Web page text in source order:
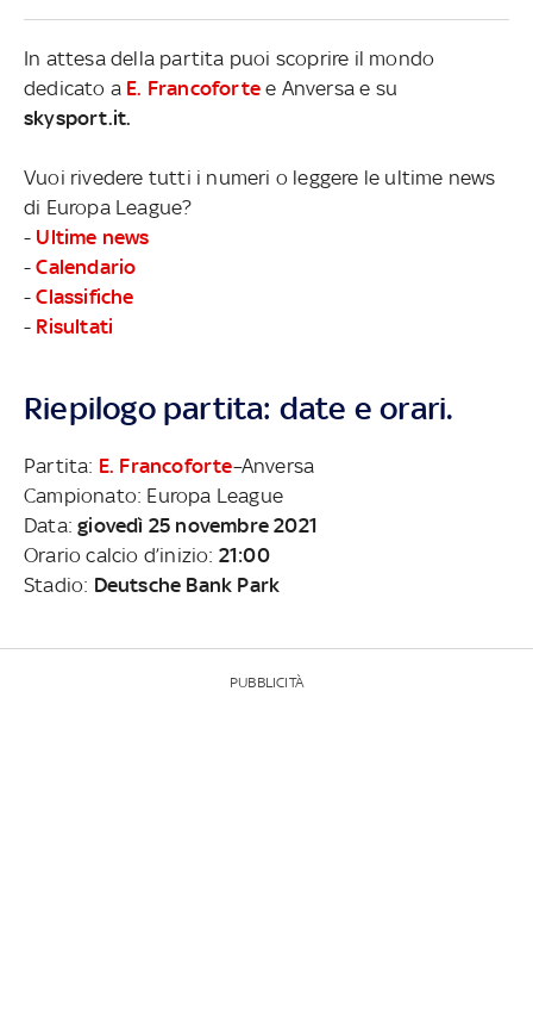
In attesa della partita puoi scoprire il mondo
dedicato a E. Francoforte e Anversa e su
skysport.it.
Vuoi rivedere tutti i numeri o leggere le ultime news
di Europa League?
- Ultime news
-Calendario
-Classifiche
- Risultati
Riepilogo partita: date e orari.
Partita: E. Francoforte–Anversa
Campionato: Europa League
Data:giovedì 25 novembre 2021
Orario calcio d’inizio: 21:00
Stadio: Deutsche Bank Park
PUBBLICITÀ